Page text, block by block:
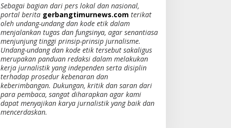
Sebagai bagian dari pers lokal dan nasional,
portal berita gerbangtimurnews.com terikat
oleh undang-undang dan kode etik dalam
menjalankan tugas dan fungsinya, agar senantiasa
menjunjung tinggi prinsip-prinsip jurnalisme.
Undang-undang dan kode etik tersebut sakaligus
merupakan panduan redaksi dalam melakukan
kerja jurnalistik yang independen serta disiplin
terhadap prosedur kebenaran dan
keberimbangan. Dukungan, kritik dan saran dari
para pembaca, sangat diharapkan agar kami
dapat menyajikan karya jurnalistik yang baik dan
mencerdaskan.